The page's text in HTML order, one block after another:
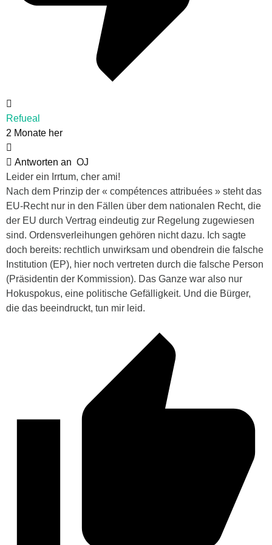
Refueal
2 Monate her
Antworten an OJ
Leider ein Irrtum, cher ami!
Nach dem Prinzip der « compétences attribuées » steht das
EU-Recht nur in den Fällen über dem nationalen Recht, die
der EU durch Vertrag eindeutig zur Regelung zugewiesen
sind. Ordensverleihungen gehören nicht dazu. Ich sagte
doch bereits: rechtlich unwirksam und obendrein die falsche
Institution (EP), hier noch vertreten durch die falsche Person
(Präsidentin der Kommission). Das Ganze war also nur
Hokuspokus, eine politische Gefälligkeit. Und die Bürger,
die das beeindruckt, tun mir leid.